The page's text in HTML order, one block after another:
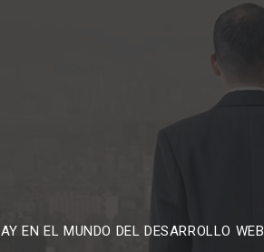
EN EL MUNDO DEL DESARROLLO WEB